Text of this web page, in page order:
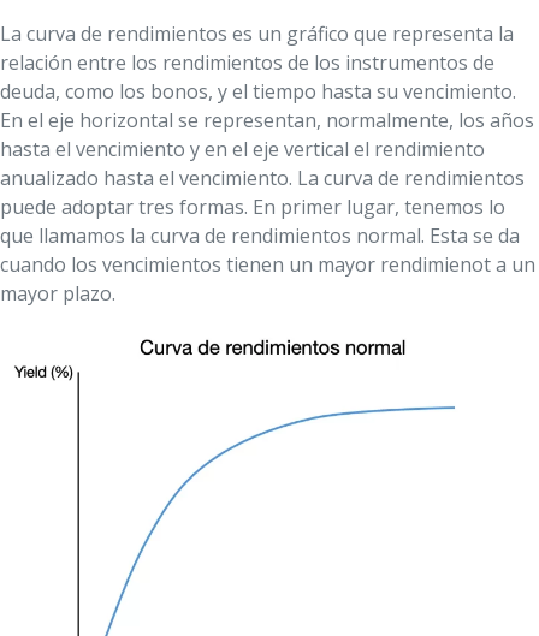
La curva de rendimientos es un gráfico que representa la
relación entre los rendimientos de los instrumentos de
deuda, como los bonos, y el tiempo hasta su vencimiento.
En el eje horizontal se representan, normalmente, los años
hasta el vencimiento y en el eje vertical el rendimiento
anualizado hasta el vencimiento. La curva de rendimientos
puede adoptar tres formas. En primer lugar, tenemos lo
que llamamos la curva de rendimientos normal. Esta se da
cuando los vencimientos tienen un mayor rendimienot a un
mayor plazo.